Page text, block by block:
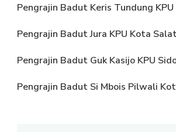
Pengrajin Badut Keris Tundung KPU
Pengrajin Badut Jura KPU Kota
Pengrajin Badut Guk Kasijo KPU
Pengrajin Badut Si Mbois Pilwali